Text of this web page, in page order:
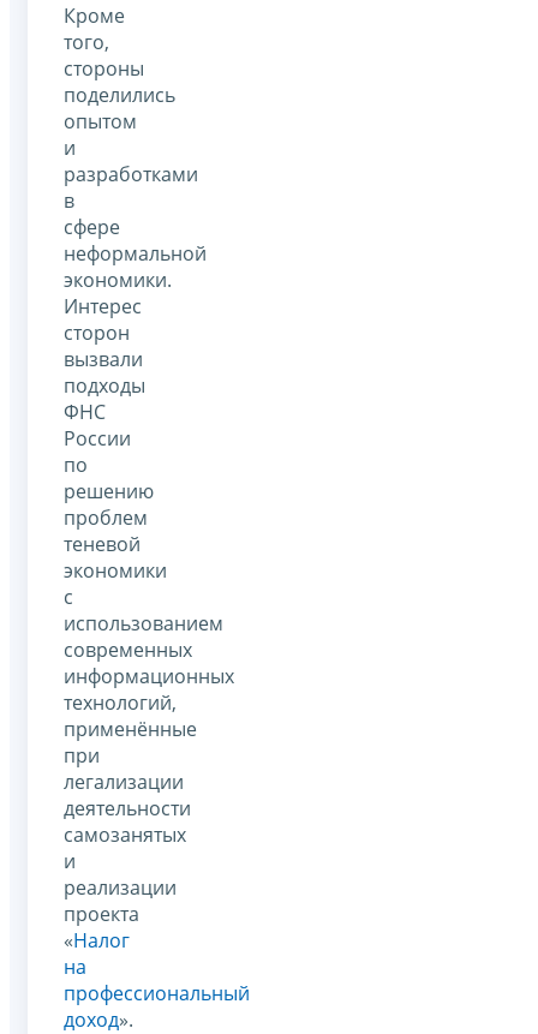
Кроме
того,
стороны
поделились
опытом
и
разработками
в
сфере
неформальной
экономики.
Интерес
сторон
вызвали
подходы
ФНС
России
по
решению
проблем
теневой
экономики
с
использованием
современных
информационных
технологий,
применённые
при
легализации
деятельности
самозанятых
и
реализации
проекта
«Налог
на
профессиональный
доход».